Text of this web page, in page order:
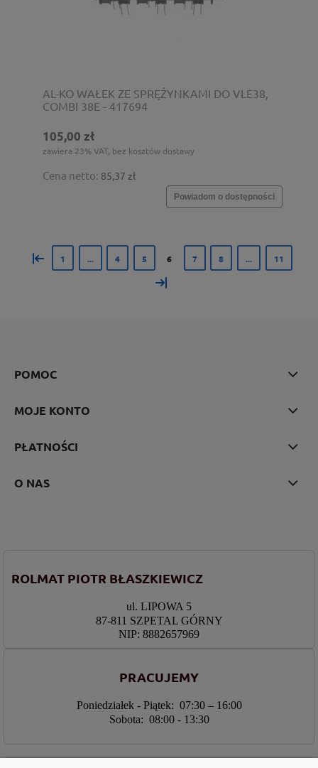
AL-KO WAŁEK ZE SPRĘŻYNKAMI DO VLE38,
COMBI 38E - 417694
105,00 zł
zawiera 23% VAT, bez kosztów dostawy
Cena netto: 85,37 zł
Powiadom o dostępności
« 1 ... 4 5 6 7 8 ... 11
»
POMOC
MOJE KONTO
PŁATNOŚCI
O NAS
ROLMAT PIOTR BŁASZKIEWICZ
ul. LIPOWA 5
87-811 SZPETAL GÓRNY
NIP: 8882657969
PRACUJEMY
Poniedziałek - Piątek: 07:30 – 16:00
Sobota: 08:00 - 13:30